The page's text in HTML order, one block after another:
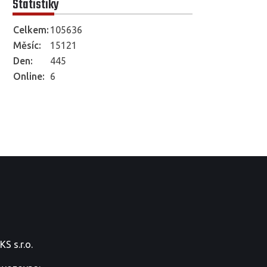
Statistiky
Online: 6
Celkem: 105636
Měsíc:
15121
Den:
445
s.r.o.